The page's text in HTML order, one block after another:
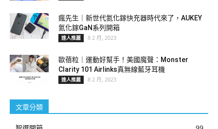
瘋先生｜新世代氮化鎵快充器時代來了，AUKEY
氮化鎵GaN系列開箱
達人推薦 8 2 月, 2023
歐蓓粒｜運動好幫手！美國魔聲：Monster
Clarity 101 Airlinks真無線藍牙耳機
達人推薦 8 2 月, 2023
文章分類